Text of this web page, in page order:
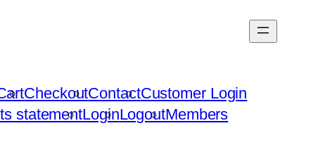
CheckoutContactCustomer Login
statementLoginLogoutMembers